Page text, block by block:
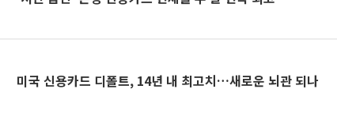
미국 신용카드 디폴트, 14년 내 최고치…새로운 뇌관 되나